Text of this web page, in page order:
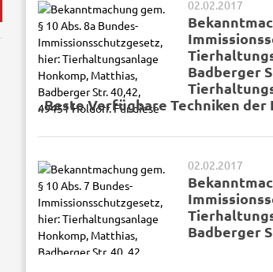
02.02.2017
Badberger
„Beste Verfügbare Techniken
02.02.2017
Badberger